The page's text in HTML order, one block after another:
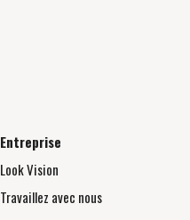
Entreprise
Look Vision
Travaillez avec nous